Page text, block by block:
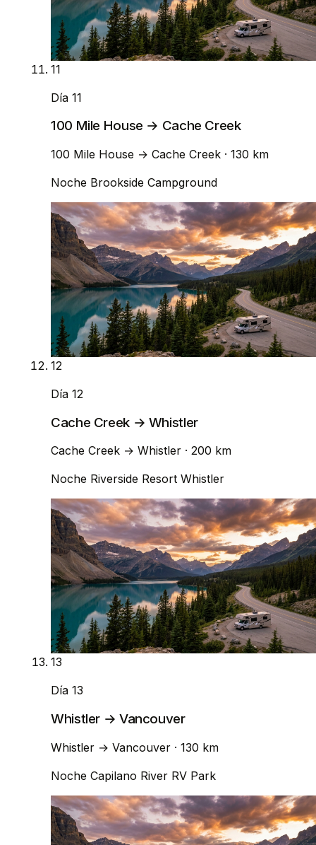
11
Día 11
100 Mile House → Cache Creek
100 Mile House → Cache Creek · 130 km
Noche Brookside Campground
12
Día 12
Cache Creek → Whistler
Cache Creek → Whistler · 200 km
Noche Riverside Resort Whistler
13
Día 13
Whistler → Vancouver
Whistler → Vancouver · 130 km
Noche Capilano River RV Park